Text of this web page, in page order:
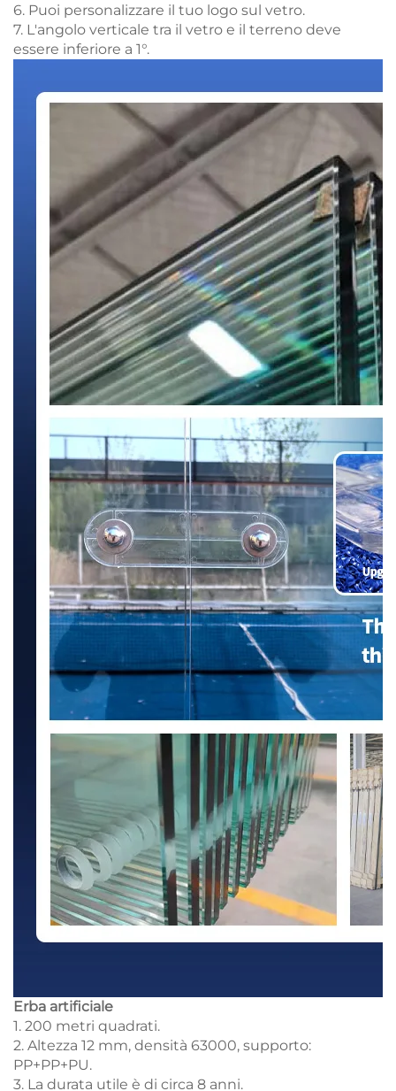
6. Puoi personalizzare il tuo logo sul vetro.
7. L'angolo verticale tra il vetro e il terreno deve
essere inferiore a 1°.
Erba artificiale
1. 200 metri quadrati.
2. Altezza 12 mm, densità 63000, supporto:
PP+PP+PU.
3. La durata utile è di circa 8 anni.